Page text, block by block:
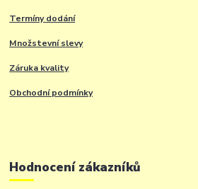
Termíny dodání
Množstevní slevy
Záruka kvality
Obchodní podmínky
Hodnocení zákazníků